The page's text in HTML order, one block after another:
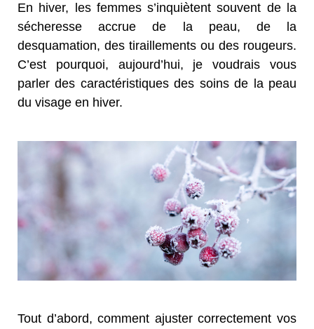
En hiver, les femmes s’inquiètent souvent de la
sécheresse accrue de la peau, de la
desquamation, des tiraillements ou des rougeurs.
C’est pourquoi, aujourd’hui, je voudrais vous
parler des caractéristiques des soins de la peau
du visage en hiver.
Tout d’abord, comment ajuster correctement vos